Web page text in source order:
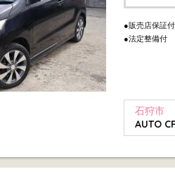
●販売店保証付
●法定整備付
石狩市
AUTO